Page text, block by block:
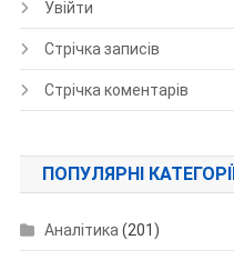
Увійти
Стрічка записів
Стрічка коментарів
ПОПУЛЯРНІ
Аналітика (201)